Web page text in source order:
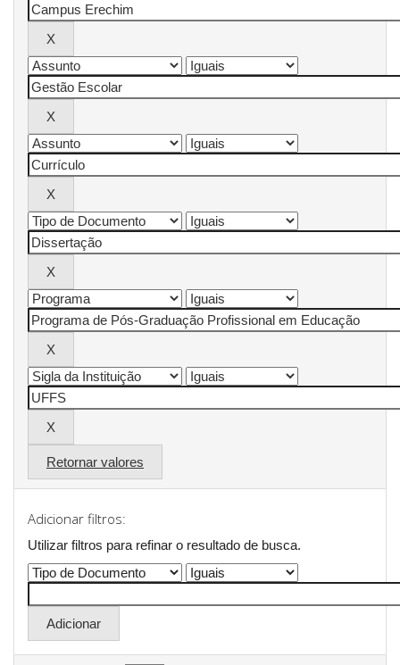
Retornar valores
Adicionar filtros:
Utilizar filtros para refinar o resultado de busca.